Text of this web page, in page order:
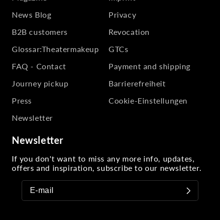
News Blog
B2B customers
Glossar:Theatermakeup
FAQ - Contact
Journey pickup
Press
Newsletter
Privacy
Revocation
GTCs
Payment and shipping
Barrierefreiheit
Cookie-Einstellungen
Newsletter
If you don't want to miss any more info, updates,
offers and inspiration, subscribe to our newsletter.